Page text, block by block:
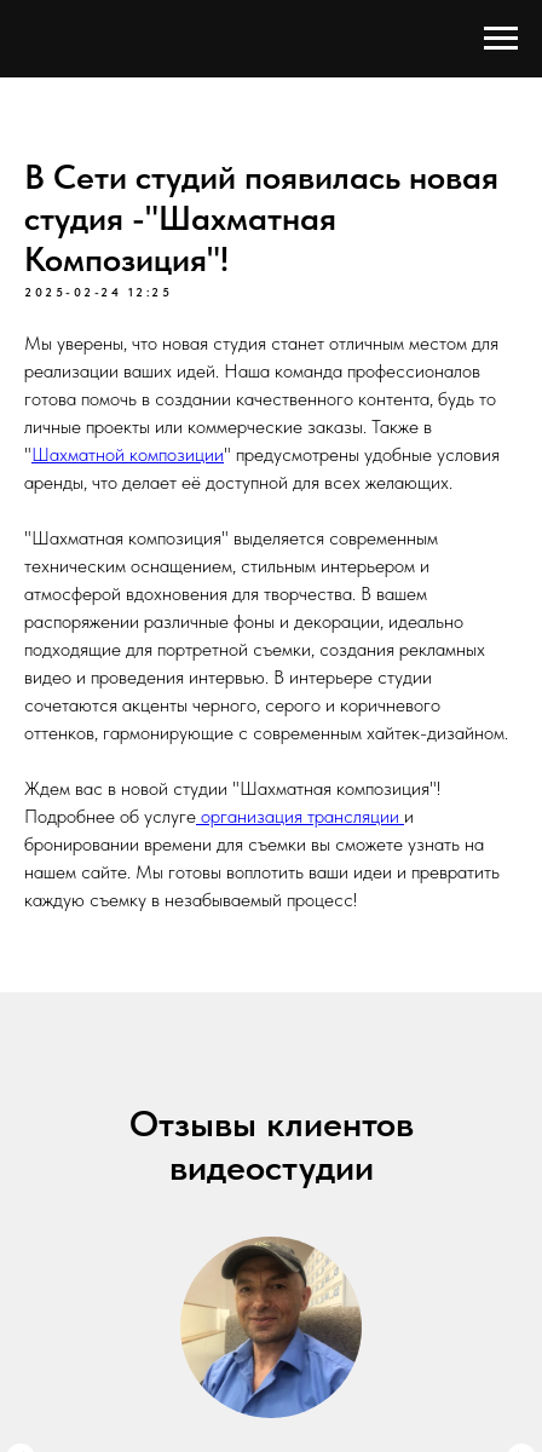
В Сети студий появилась новая
студия -"Шахматная
Композиция"!
2025-02-24 12:25
Мы уверены, что новая студия станет отличным местом для
реализации ваших идей. Наша команда профессионалов
готова помочь в создании качественного контента, будь то
личные проекты или коммерческие заказы. Также в
"Шахматной композиции" предусмотрены удобные условия
аренды, что делает её доступной для всех желающих.
"Шахматная композиция" выделяется современным
техническим оснащением, стильным интерьером и
атмосферой вдохновения для творчества. В вашем
распоряжении различные фоны и декорации, идеально
подходящие для портретной съемки, создания рекламных
видео и проведения интервью. В интерьере студии
сочетаются акценты черного, серого и коричневого
оттенков, гармонирующие с современным хайтек-дизайном.
Ждем вас в новой студии "Шахматная композиция"!
Подробнее об услуге организация трансляции и
бронировании времени для съемки вы сможете узнать на
нашем сайте. Мы готовы воплотить ваши идеи и превратить
каждую съемку в незабываемый процесс!
Отзывы клиентов
видеостудии